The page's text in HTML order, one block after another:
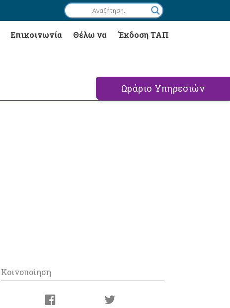
Επικοινωνία Θέλω να Έκδοση ΤΑΠ
Ωράριο Υπηρεσιών
Κοινοποίηση